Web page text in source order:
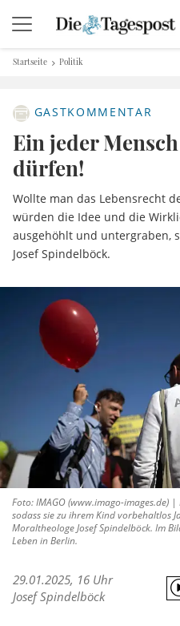
Startseite Politik
GASTKOMMENTAR
Ein jeder
dürfen!
Wollte man das Lebensrecht
würden die Idee und die
ausgehöhlt und untergraben,
Josef Spindelböck.
Foto: IMAGO (www.imago-images.de)
sodass sie zu ihrem Kind vorbehaltlos
Moraltheologe Josef Spindelböck. Im
Leben in Berlin.
29.01.2025, 16 Uhr
Josef Spindelböck